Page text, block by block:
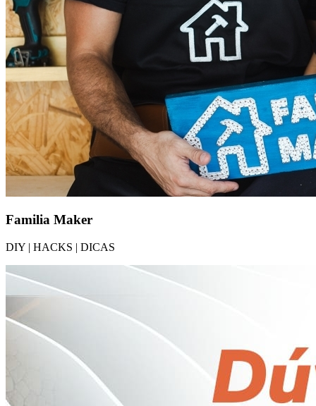
Familia Maker
DIY | HACKS | DICAS